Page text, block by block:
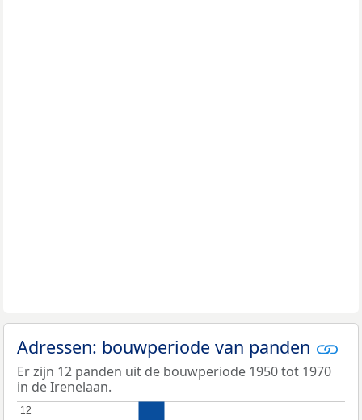
Adressen: bouwperiode van panden
Er zijn 12 panden uit de bouwperiode 1950 tot 1970
in de Irenelaan.
12
12